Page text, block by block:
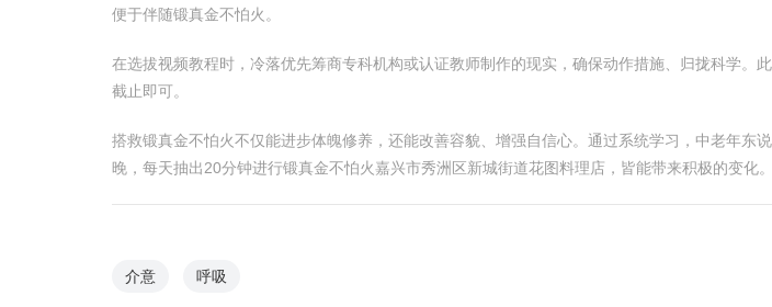
便于伴随锻真金不怕火。
在选拔视频教程时，冷落优先筹商专科机构或认证教师制作的现实，确保动作措施、归拢科学
截止即可。
搭救锻真金不怕火不仅能进步体魄修养，还能改善容貌、增强自信心。通过系统学习，中老年
晚，每天抽出20分钟进行锻真金不怕火嘉兴市秀洲区新城街道花图料理店，皆能带来积极的变化。
介意 呼吸